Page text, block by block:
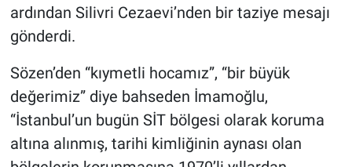
ardından Silivri Cezaevi’nden bir taziye mesajı
gönderdi.
Sözen’den “kıymetli hocamız”, “bir büyük
değerimiz” diye bahseden İmamoğlu,
“İstanbul’un bugün SİT bölgesi olarak koruma
altına alınmış, tarihi kimliğinin aynası olan
İlan
Koronavirüs
Kültür Sanat